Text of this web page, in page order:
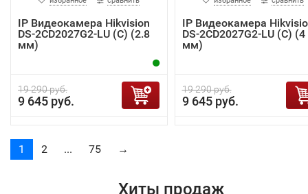
IP Видеокамера Hikvision
DS-2CD2027G2-LU (C) (2.8
мм)
19 290 руб.
9 645 руб.
IP Видеокамера
DS-2CD2027G2-LU (C) (4
мм)
19 290 руб.
9 645 руб.
1 2 ... 75 →
Хиты продаж